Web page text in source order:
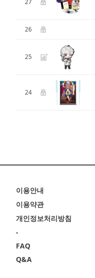
26
25
24
이용안내
이용약관
개인정보처리방침
-
FAQ
Q&A